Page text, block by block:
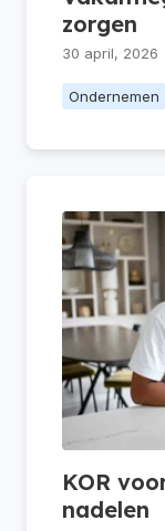
zorgen
30 april, 2026
Ondernemen
KOR
nadelen